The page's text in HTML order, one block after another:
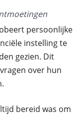
persoonlijke
instelling te
gezien. Dit
over hun
bereid was om